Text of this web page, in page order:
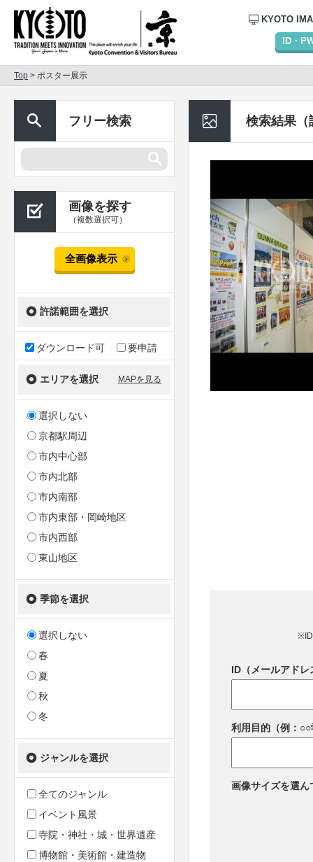
KYOTO
ID・
Top > ポスター展示
フリー検索
画像を探す
（複数選択可）
全画像表示
許諾範囲を選択
ダウンロード可 要申請
エリアを選択 MAPを見る
選択しない
京都駅周辺
市内中心部
市内北部
市内南部
市内東部・岡崎地区
市内西部
東山地区
季節を選択
選択しない
春
夏
秋
冬
ジャンルを選択
全てのジャンル
イベント風景
寺院・神社・城・世界遺産
博物館・美術館・建造物
検索結果（
※ID
ID（メールアドレ
利用目的（例：
画像サイズを選ん